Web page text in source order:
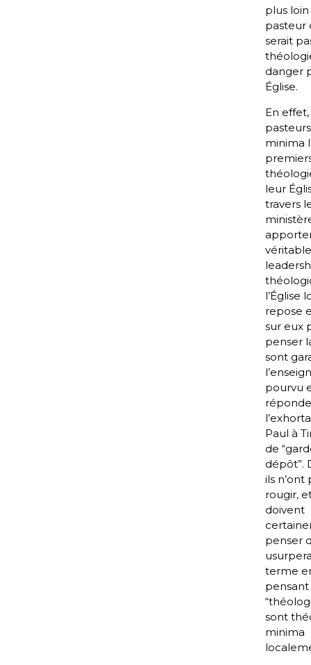
plus loin
pasteur
serait
danger
Église.
En
minima
leur
travers
véritable
l’Église
repose
sur eux
penser
sont
pourvu
Paul à
de
dépôt”.
ils n’ont
rougir,
doivent
penser
terme
pensant
sont
minima